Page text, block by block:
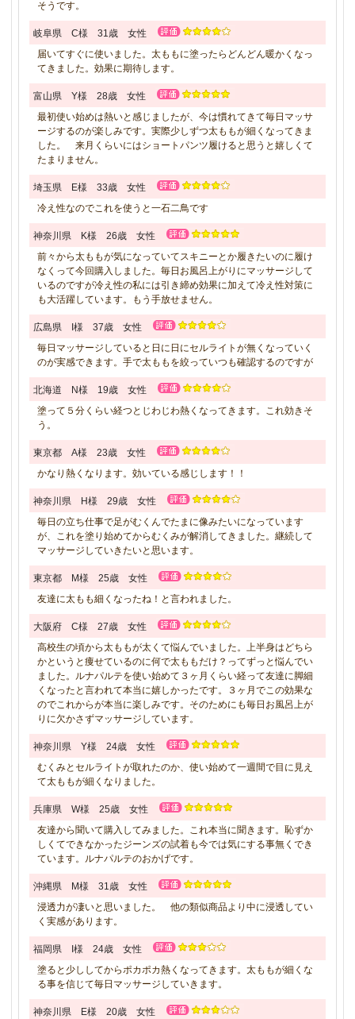
そうです。
岐阜県 C様 31歳 女性
届いてすぐに使いました。太ももに塗ったらどんどん暖かくなっ
てきました。効果に期待します。
富山県 Y様 28歳 女性
最初使い始めは熱いと感じましたが、今は慣れてきて毎日マッサ
ージするのが楽しみです。実際少しずつ太ももが細くなってきま
した。 来月くらいにはショートパンツ履けると思うと嬉しくて
たまりません。
埼玉県 E様 33歳 女性
冷え性なのでこれを使うと一石二鳥です
神奈川県 K様 26歳 女性
前々から太ももが気になっていてスキニーとか履きたいのに履け
なくって今回購入しました。毎日お風呂上がりにマッサージして
いるのですが冷え性の私には引き締め効果に加えて冷え性対策に
も大活躍しています。もう手放せません。
広島県 I様 37歳 女性
毎日マッサージしていると日に日にセルライトが無くなっていく
のが実感できます。手で太ももを絞っていつも確認するのですが
北海道 N様 19歳 女性
塗って５分くらい経つとじわじわ熱くなってきます。これ効きそ
う。
東京都 A様 23歳 女性
かなり熱くなります。効いている感じします！！
神奈川県 H様 29歳 女性
毎日の立ち仕事で足がむくんでたまに像みたいになっています
が、これを塗り始めてからむくみが解消してきました。継続して
マッサージしていきたいと思います。
東京都 M様 25歳 女性
友達に太もも細くなったね！と言われました。
大阪府 C様 27歳 女性
高校生の頃から太ももが太くて悩んでいました。上半身はどちら
かというと痩せているのに何で太ももだけ？ってずっと悩んでい
ました。ルナパルテを使い始めて３ヶ月くらい経って友達に脚細
くなったと言われて本当に嬉しかったです。３ヶ月でこの効果な
のでこれからが本当に楽しみです。そのためにも毎日お風呂上が
りに欠かさずマッサージしています。
神奈川県 Y様 24歳 女性
むくみとセルライトが取れたのか、使い始めて一週間で目に見え
て太ももが細くなりました。
兵庫県 W様 25歳 女性
友達から聞いて購入してみました。これ本当に聞きます。恥ずか
しくてできなかったジーンズの試着も今では気にする事無くでき
ています。ルナパルテのおかげです。
沖縄県 M様 31歳 女性
浸透力が凄いと思いました。 他の類似商品より中に浸透してい
く実感があります。
福岡県 I様 24歳 女性
塗ると少ししてからポカポカ熱くなってきます。太ももが細くな
る事を信じて毎日マッサージしていきます。
神奈川県 E様 20歳 女性